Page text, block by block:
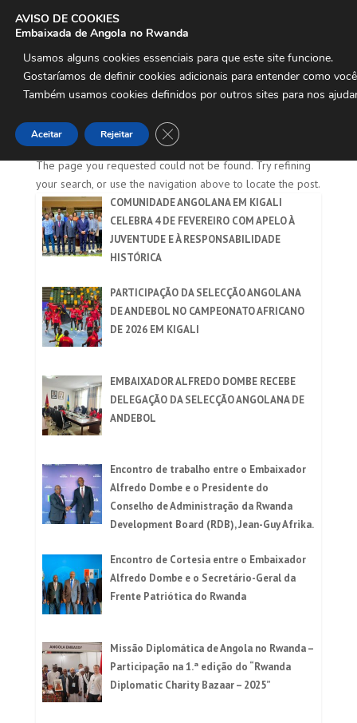
No Results Found
The page you requested could not be found. Try refining
your search, or use the navigation above to locate the post.
COMUNIDADE ANGOLANA EM KIGALI
CELEBRA 4 DE FEVEREIRO COM APELO À
JUVENTUDE E À RESPONSABILIDADE
HISTÓRICA
PARTICIPAÇÃO DA SELECÇÃO ANGOLANA
DE ANDEBOL NO CAMPEONATO AFRICANO
DE 2026 EM KIGALI
EMBAIXADOR ALFREDO DOMBE RECEBE
DELEGAÇÃO DA SELECÇÃO ANGOLANA DE
ANDEBOL
Encontro de trabalho entre o Embaixador
Alfredo Dombe e o Presidente do
Conselho de Administração da Rwanda
Development Board (RDB), Jean-Guy Afrika.
Encontro de Cortesia entre o Embaixador
Alfredo Dombe e o Secretário-Geral da
Frente Patriótica do Rwanda
Missão Diplomática de Angola no Rwanda –
Participação na 1.ª edição do “Rwanda
Diplomatic Charity Bazaar – 2025”
AVISO DE COOKIES
Embaixada de Angola no Rwanda
Usamos alguns cookies essenciais para que este site funcione.
Gostaríamos de definir cookies adicionais para entender como
Também usamos cookies definidos por outros sites para nos
Aceitar Rejeitar Close GDPR Cookie Banner